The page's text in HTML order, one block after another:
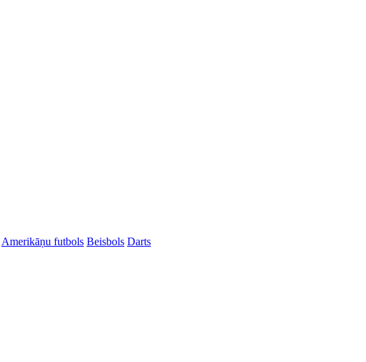
Amerikāņu futbols Beisbols Darts